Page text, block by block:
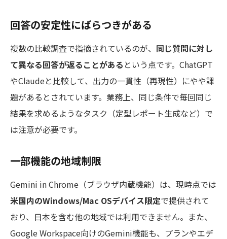
回答の安定性にばらつきがある
複数の比較調査で指摘されているのが、 同じ質問に対し
て異なる回答が返ることがある という点です。ChatGPT
やClaudeと比較して、出力の一貫性（再現性）にやや課
題があるとされています。業務上、同じ条件で毎回同じ
結果を求めるようなタスク（定型レポート生成など）で
は注意が必要です。
一部機能の地域制限
Gemini in Chrome（ブラウザ内蔵機能）は、現時点では
米国内のWindows/Mac OSデバイス限定で提供されて
おり、日本を含む他の地域では利用できません。また、
Google Workspace向けのGemini機能も、プランやエデ